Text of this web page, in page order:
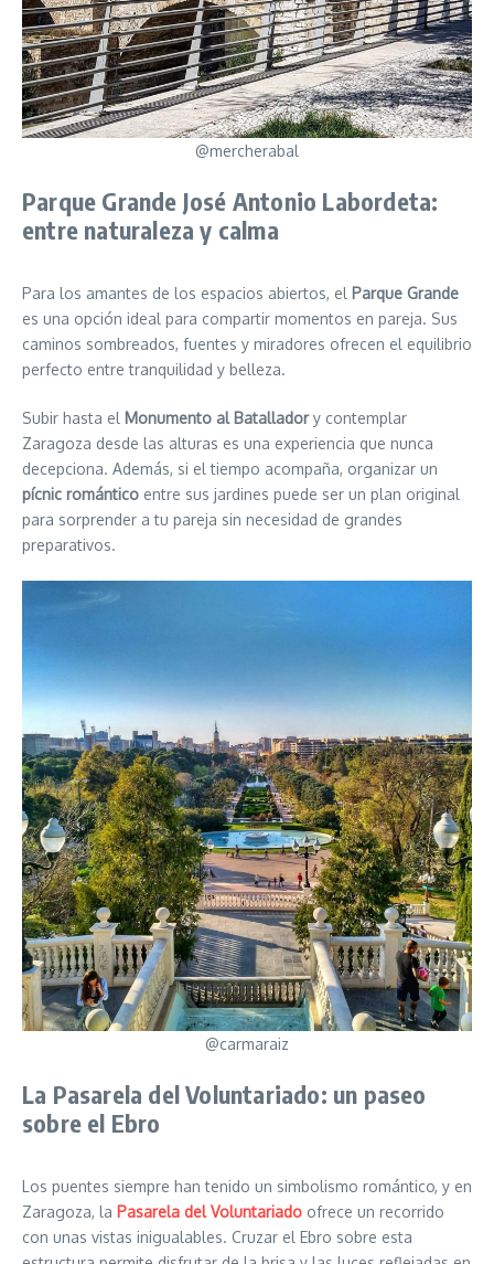
@mercherabal
Parque Grande José Antonio Labordeta:
entre naturaleza y calma
Para los amantes de los espacios abiertos, el Parque Grande
es una opción ideal para compartir momentos en pareja. Sus
caminos sombreados, fuentes y miradores ofrecen el equilibrio
perfecto entre tranquilidad y belleza.
Subir hasta el Monumento al Batalladory contemplar
Zaragoza desde las alturas es una experiencia que nunca
decepciona. Además, si el tiempo acompaña, organizar un
pícnic romántico entre sus jardines puede ser un plan original
para sorprender a tu pareja sin necesidad de grandes
preparativos.
@carmaraiz
La Pasarela del Voluntariado: un paseo
sobre el Ebro
Los puentes siempre han tenido un simbolismo romántico, y en
Zaragoza, la Pasarela del Voluntariado ofrece un recorrido
con unas vistas inigualables. Cruzar el Ebro sobre esta